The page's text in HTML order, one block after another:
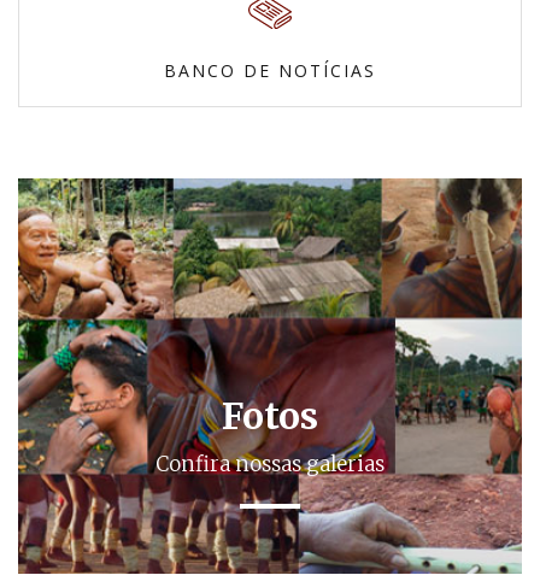
BANCO DE NOTÍCIAS
Fotos
Confira nossas galerias